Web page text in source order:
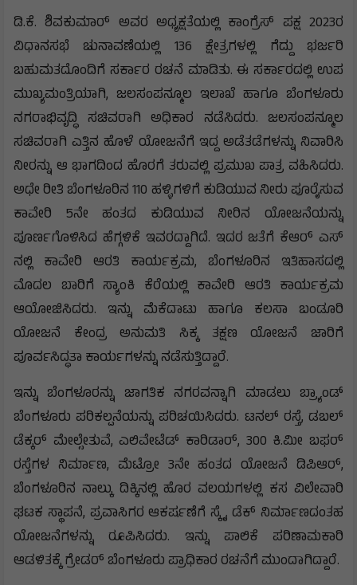
ಡಿ.ಕೆ. ಶಿವಕುಮಾರ್ ಅವರ ಅಧ್ಯಕ್ಷತೆಯಲ್ಲಿ ಕಾಂಗ್ರೆಸ್ ಪಕ್ಷ 2023ರ
ವಿಧಾನಸಭೆ ಚುನಾವಣೆಯಲ್ಲಿ 136 ಕ್ಷೇತ್ರಗಳಲ್ಲಿ ಗೆದ್ದು ಭರ್ಜರಿ
ಬಹುಮತದೊಂದಿಗೆ ಸರ್ಕಾರ ರಚನೆ ಮಾಡಿತು. ಈ ಸರ್ಕಾರದಲ್ಲಿ ಉಪ
ಮುಖ್ಯಮಂತ್ರಿಯಾಗಿ, ಜಲಸಂಪನ್ಮೂಲ ಇಲಾಖೆ ಹಾಗೂ ಬೆಂಗಳೂರು
ನಗರಾಭಿವೃದ್ಧಿ ಸಚಿವರಾಗಿ ಅಧಿಕಾರ ನಡೆಸಿದರು. ಜಲಸಂಪನ್ಮೂಲ
ಸಚಿವರಾಗಿ ಎತ್ತಿನ ಹೊಳೆ ಯೋಜನೆಗೆ ಇದ್ದ ಅಡೆತಡೆಗಳನ್ನು ನಿವಾರಿಸಿ
ನೀರನ್ನು ಆ ಭಾಗದಿಂದ ಹೊರಗೆ ತರುವಲ್ಲಿ ಪ್ರಮುಖ ಪಾತ್ರ ವಹಿಸಿದರು.
ಅಧೇ ರೀತಿ ಬೆಂಗಳೂರಿನ 110 ಹಳ್ಳಿಗಳಿಗೆ ಕುಡಿಯುವ ನೀರು ಪೂರೈಸುವ
ಕಾವೇರಿ 5ನೇ ಹಂತದ ಕುಡಿಯುವ ನೀರಿನ ಯೋಜನೆಯನ್ನು
ಪೂರ್ಣಗೊಳಿಸಿದ ಹೆಗ್ಗಳಿಕೆ ಇವರದ್ದಾಗಿದೆ. ಇದರ ಜತೆಗೆ ಕೆಆರ್ ಎಸ್
ನಲ್ಲಿ ಕಾವೇರಿ ಆರತಿ ಕಾರ್ಯಕ್ರಮ, ಬೆಂಗಳೂರಿನ ಇತಿಹಾಸದಲ್ಲಿ
ಮೊದಲ ಬಾರಿಗೆ ಸ್ಯಾಂಕಿ ಕೆರೆಯಲ್ಲಿ ಕಾವೇರಿ ಆರತಿ ಕಾರ್ಯಕ್ರಮ
ಆಯೋಜಿಸಿದರು. ಇನ್ನು ಮೆಕೆದಾಟು ಹಾಗೂ ಕಲಸಾ ಬಂಡೂರಿ
ಯೋಜನೆ ಕೇಂದ್ರ ಅನುಮತಿ ಸಿಕ್ಕ ತಕ್ಷಣ ಯೋಜನೆ ಜಾರಿಗೆ
ಪೂರ್ವಸಿದ್ಧತಾ ಕಾರ್ಯಗಳನ್ನು ನಡೆಸುತ್ತಿದ್ದಾರೆ.
ಇನ್ನು ಬೆಂಗಳೂರನ್ನು ಜಾಗತಿಕ ನಗರವನ್ನಾಗಿ ಮಾಡಲು ಬ್ರ್ಯಾಂಡ್
ಬೆಂಗಳೂರು ಪರಿಕಲ್ಪನೆಯನ್ನು ಪರಿಚಯಿಸಿದರು. ಟನಲ್ ರಸ್ತೆ, ಡಬಲ್
ಡೆಕ್ಕರ್ ಮೇಲ್ಸೇತುವೆ, ಎಲಿವೇಟೆಡ್ ಕಾರಿಡಾರ್, 300 ಕಿ.ಮೀ ಬಫರ್
ರಸ್ತೆಗಳ ನಿರ್ಮಾಣ, ಮೆಟ್ರೋ 3ನೇ ಹಂತದ ಯೋಜನೆ ಡಿಪಿಆರ್,
ಬೆಂಗಳೂರಿನ ನಾಲ್ಕು ದಿಕ್ಕಿನಲ್ಲಿ ಹೊರ ವಲಯಗಳಲ್ಲಿ ಕಸ ವಿಲೇವಾರಿ
ಘಟಕ ಸ್ಥಾಪನೆ, ಪ್ರವಾಸಿಗರ ಆಕರ್ಷಣೆಗೆ ಸ್ಕೈ ಡೆಕ್ ನಿರ್ಮಾಣದಂತಹ
ಯೋಜನೆಗಳನ್ನು ರೂಪಿಸಿದರು. ಇನ್ನು ಪಾಲಿಕೆ ಪರಿಣಾಮಕಾರಿ
ಆಡಳಿತಕ್ಕೆ ಗ್ರೇಡರ್ ಬೆಂಗಳೂರು ಪ್ರಾಧಿಕಾರ ರಚನೆಗೆ ಮುಂದಾಗಿದ್ದಾರೆ.